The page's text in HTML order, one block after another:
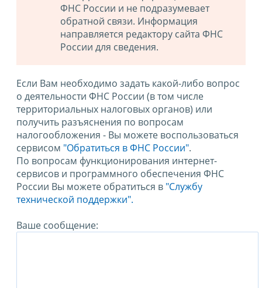
ФНС России и не подразумевает
обратной связи. Информация
направляется редактору сайта ФНС
России для сведения.
Если Вам необходимо задать какой-либо вопрос
о деятельности ФНС России (в том числе
территориальных налоговых органов) или
получить разъяснения по вопросам
налогообложения - Вы можете воспользоваться
сервисом "Обратиться в ФНС России".
По вопросам функционирования интернет-
сервисов и программного обеспечения ФНС
России Вы можете обратиться в "Службу
технической поддержки".
Ваше сообщение: